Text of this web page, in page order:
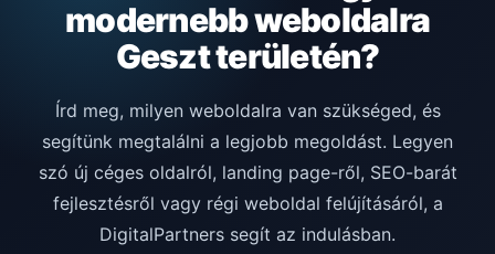
modernebb weboldalra
Geszt területén?
Írd meg, milyen weboldalra van szükséged, és
segítünk megtalálni a legjobb megoldást. Legyen
szó új céges oldalról, landing page-ről, SEO-barát
fejlesztésről vagy régi weboldal felújításáról, a
DigitalPartners segít az indulásban.